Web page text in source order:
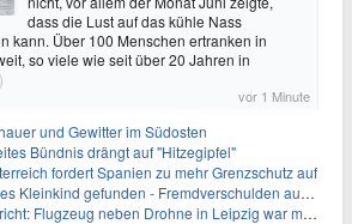
dass die Lust auf das kühle Nass
kann. Über 100 Menschen ertranken in
so viele wie seit über 20 Jahren in
vor 1 Minute
und Gewitter im Südosten
Bündnis drängt auf "Hitzegipfel"
fordert Spanien zu mehr Grenzschutz auf
Kleinkind gefunden - Fremdverschulden ausgeschlossen
Flugzeug neben Drohne in Leipzig war mit Munition beladen